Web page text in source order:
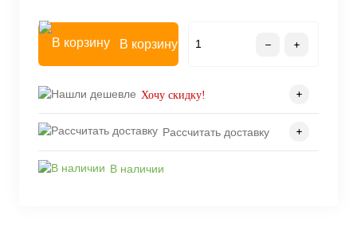
В корзину
Хочу скидку!
Рассчитать доставку
В наличии